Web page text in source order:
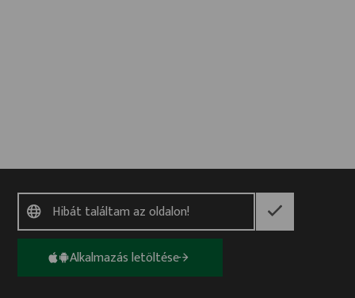
Alkalmazás letöltése